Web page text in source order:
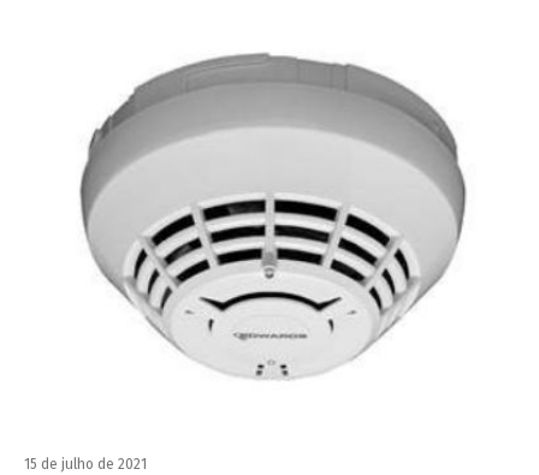
15 de julho de 2021